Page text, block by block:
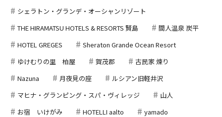
シェラトン・グランデ・オーシャンリゾート
THE HIRAMATSU HOTELS & RESORTS 賢島
間人温泉 炭平
HOTEL GREGES
Sheraton Grande Ocean Resort
ゆけむりの里 柏屋
賀茂郡
古民家 煉り
Nazuna
月夜見の座
ルシアン旧軽井沢
マヒナ・グランピング・スパ・ヴィレッジ
山人
お宿 いけがみ
HOTELLI aalto
yamado